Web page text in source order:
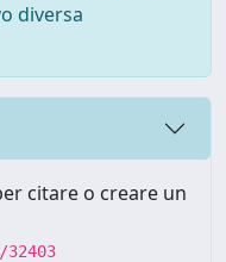
diversa
citare o creare un